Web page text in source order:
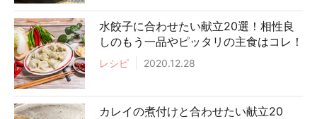
水餃子に合わせたい献立20選！相性良
しのもう一品やピッタリの主食はコレ！
レシピ 2020.12.28
カレイの煮付けと合わせたい献立20